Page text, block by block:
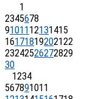
1
2345678
9101112131415
16171819202122
23242526272829
30
1234
567891011